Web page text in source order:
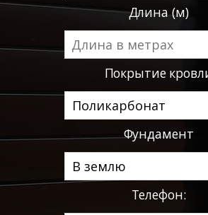
Длина (м)
Покрытие
Фундамент
Телефон: